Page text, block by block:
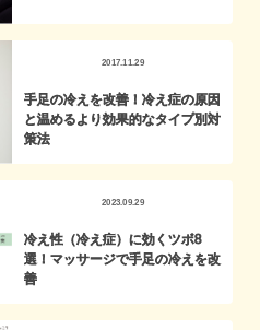
2017.11.29
手足の冷えを改善！冷え症の原因
と温めるより効果的なタイプ別対
策法
2023.09.29
冷え性（冷え症）に効くツボ8
選！マッサージで手足の冷えを改
善